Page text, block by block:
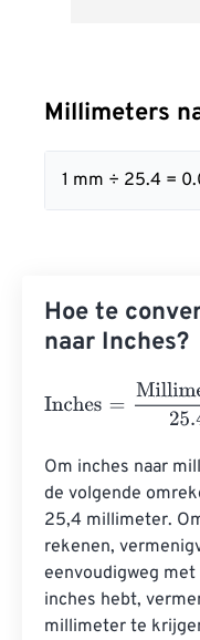
Millimeters
1 mm ÷ 25.4 =
Hoe te
naar Inches?
Inches Millimeters
Om inches naar
de volgende
25,4 millimeter.
rekenen,
eenvoudigweg
inches hebt,
millimeter te